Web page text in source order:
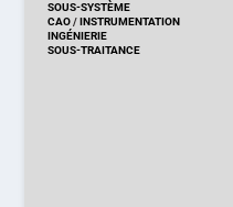
SOUS-SYSTÈME
CAO/INSTRUMENTATION
INGÉNIERIE
SOUS-TRAITANCE